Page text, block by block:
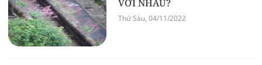
VỚI NHAU?
Thứ Sáu, 04/11/2022